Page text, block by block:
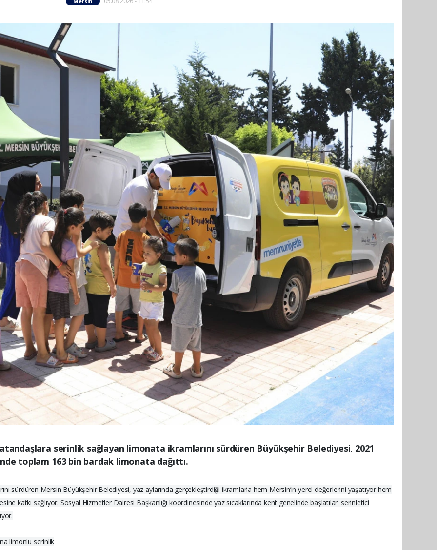
serinlik sağlayan limonata ikramlarını sürdüren Büyükşehir Belediyesi, 2021
toplam 163 bin bardak limonata dağıttı.
sürdüren Mersin Büyükşehir Belediyesi, yaz aylarında gerçekleştirdiği ikramlarla hem Mersin’in yerel değerlerini yaşatıyor hem
katkı sağlıyor. Sosyal Hizmetler Dairesi Başkanlığı koordinesinde yaz sıcaklarında kent genelinde başlatılan serinletici
limonlu serinlik